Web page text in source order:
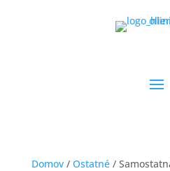
Domov/ Ostatné/